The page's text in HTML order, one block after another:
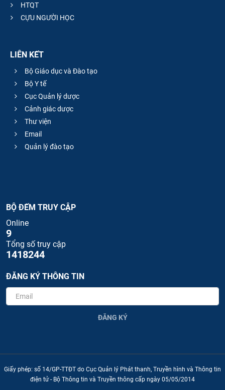
HTQT
CỰU NGƯỜI HỌC
LIÊN KẾT
Bộ Giáo dục và Đào tạo
Bộ Y tế
Cục Quản lý dược
Cảnh giác dược
Thư viện
Email
Quản lý đào tạo
BỘ ĐẾM TRUY CẬP
Online
9
Tổng số truy cập
1418244
ĐĂNG KÝ THÔNG TIN
ĐĂNG KÝ
Giấy phép: số 14/GP-TTĐT do Cục Quản lý Phát thanh, Truyền hình và Thông tin
điện tử - Bộ Thông tin và Truyền thông cấp ngày 05/05/2014